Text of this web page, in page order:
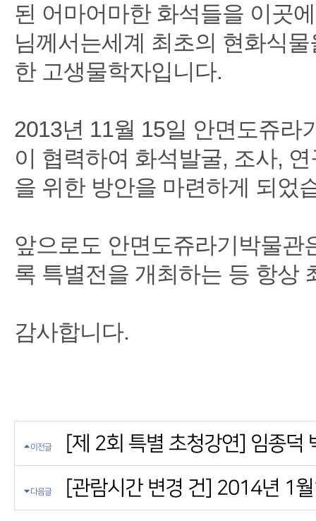
된 어마어마한 화석들을 이곳
님께서는세계 최초의 현화식
한 고생물학자입니다.
2013년 11월 15일 안면도쥬라
이 협력하여 화석발굴, 조사,
을 위한 방안을 마련하게 되었
앞으로도 안면도쥬라기박물관
록 특별전을 개최하는 등 항상
감사합니다.
이전글 [제 2회 특별 초청강연] 임종덕
다음글 [관람시간 변경 건] 2014년 1